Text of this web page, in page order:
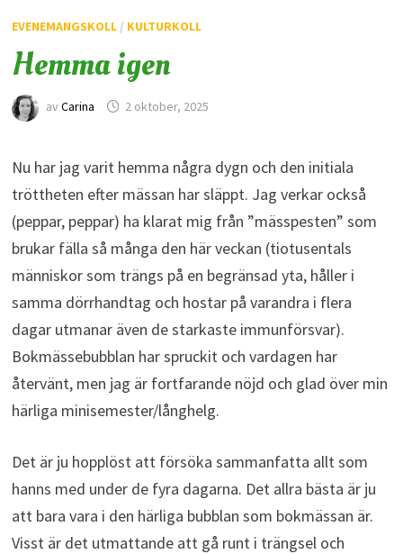
EVENEMANGSKOLL/ KULTURKOLL
Hemma igen
av Carina 2 oktober, 2025
Nu har jag varit hemma några dygn och den initiala
tröttheten efter mässan har släppt. Jag verkar också
(peppar, peppar) ha klarat mig från ”mässpesten” som
brukar fälla så många den här veckan (tiotusentals
människor som trängs på en begränsad yta, håller i
samma dörrhandtag och hostar på varandra i flera
dagar utmanar även de starkaste immunförsvar).
Bokmässebubblan har spruckit och vardagen har
återvänt, men jag är fortfarande nöjd och glad över min
härliga minisemester/långhelg.
Det är ju hopplöst att försöka sammanfatta allt som
hanns med under de fyra dagarna. Det allra bästa är ju
att bara vara i den härliga bubblan som bokmässan är.
Visst är det utmattande att gå runt i trängsel och